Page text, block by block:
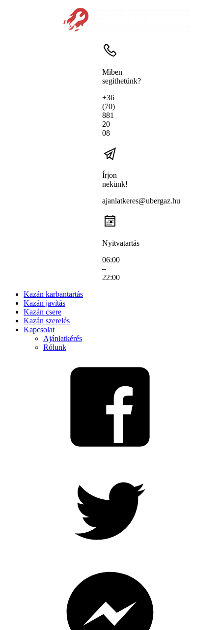
Miben
segíthetünk?
+36
(70)
881
20
08
Írjon
nekünk!
ajanlatkeres@ubergaz.hu
Nyitvatartás
06:00
–
22:00
Kazán karbantartás
Kazán javítás
Kazán csere
Kazán szerelés
Kapcsolat
Ajánlatkérés
Rólunk